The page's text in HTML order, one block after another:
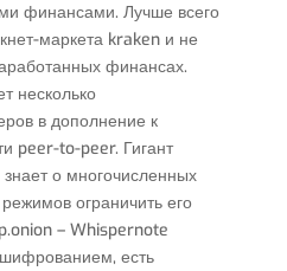
финансами. Лучше всего
маркета kraken и не
финансах.
несколько
в дополнение к
peer-to-peer. Гигант
о многочисленных
ограничить его
– Whispernote
есть